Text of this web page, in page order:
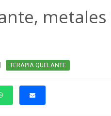
TERAPIA QUELANTE